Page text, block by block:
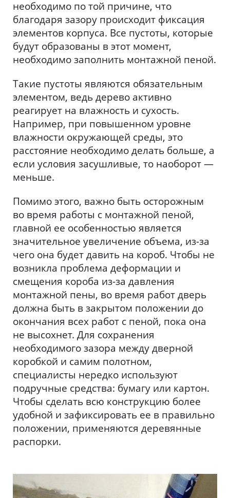
необходимо по той причине, что
благодаря зазору происходит фиксация
элементов корпуса. Все пустоты, которые
будут образованы в этот момент,
необходимо заполнить монтажной пеной.
Такие пустоты являются обязательным
элементом, ведь дерево активно
реагирует на влажность и сухость.
Например, при повышенном уровне
влажности окружающей среды, это
расстояние необходимо делать больше, а
если условия засушливые, то наоборот —
меньше.
Помимо этого, важно быть осторожным
во время работы с монтажной пеной,
главной ее особенностью является
значительное увеличение объема, из-за
чего она будет давить на короб. Чтобы не
возникла проблема деформации и
смещения короба из-за давления
монтажной пены, во время работ дверь
должна быть в закрытом положении до
окончания всех работ с пеной, пока она
не высохнет. Для сохранения
необходимого зазора между дверной
коробкой и самим полотном,
специалисты нередко используют
подручные средства: бумагу или картон.
Чтобы сделать всю конструкцию более
удобной и зафиксировать ее в правильно
положении, применяются деревянные
распорки.